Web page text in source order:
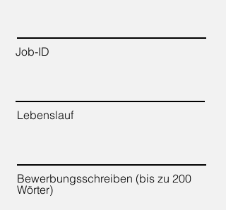
Job-ID
Lebenslauf
Bewerbungsschreiben (bis zu 200
Wörter)